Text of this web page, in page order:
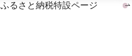
ふるさと納税特設ページ